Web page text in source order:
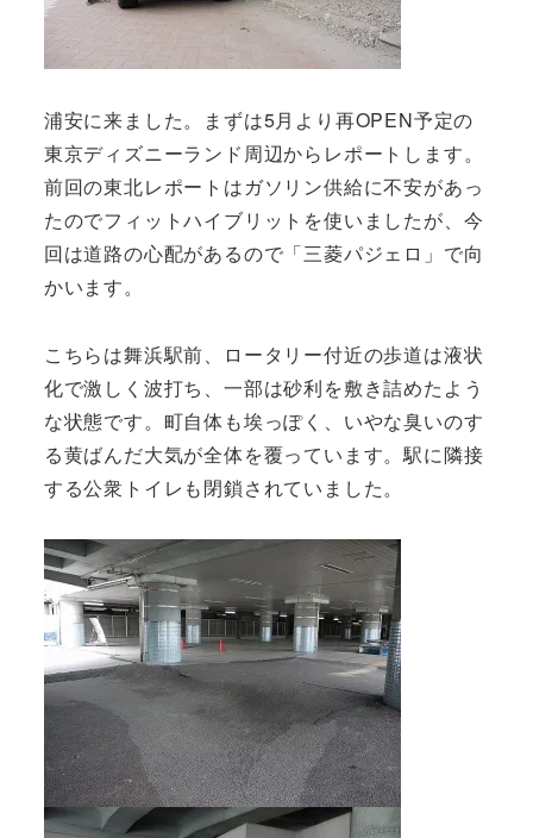
浦安に来ました。まずは5月より再OPEN予定の
東京ディズニーランド周辺からレポートします。
前回の東北レポートはガソリン供給に不安があっ
たのでフィットハイブリットを使いましたが、今
回は道路の心配があるので「三菱パジェロ」で向
かいます。
こちらは舞浜駅前、ロータリー付近の歩道は液状
化で激しく波打ち、一部は砂利を敷き詰めたよう
な状態です。町自体も埃っぽく、いやな臭いのす
る黄ばんだ大気が全体を覆っています。駅に隣接
する公衆トイレも閉鎖されていました。